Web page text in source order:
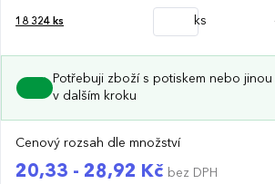
18 324 ks ks
Potřebuji zboží s potiskem nebo
v dalším kroku
Cenový rozsah dle množství
20,33 - 28,92 Kč bez DPH